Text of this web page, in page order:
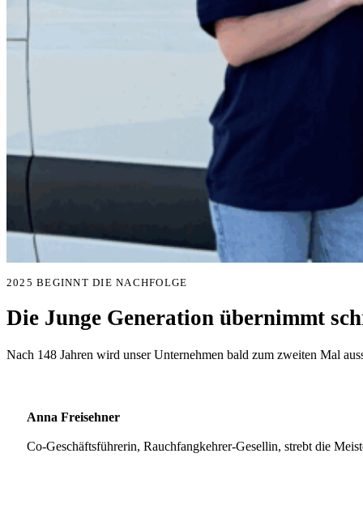
2025 BEGINNT DIE NACHFOLGE
Die Junge Generation übernimmt
Nach 148 Jahren wird unser Unternehmen bald zum zweiten Mal
Anna Freisehner
Co-Geschäftsführerin, Rauchfangkehrer-Gesellin, strebt die